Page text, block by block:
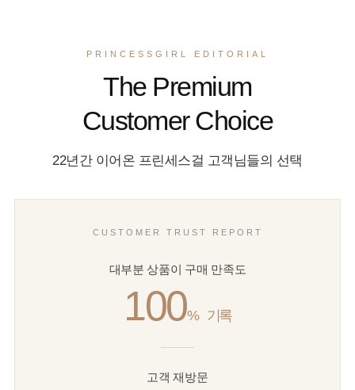
PRINCESSGIRL EDITORIAL
The Premium
Customer Choice
22년간 이어온 프린세스걸 고객님들의 선택
CUSTOMER TRUST REPORT
대부분 상품이 구매 만족도
100% 기록
고객 재방문